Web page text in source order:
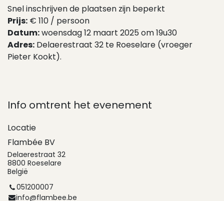
Snel inschrijven de plaatsen zijn beperkt
Prijs: € 110 / persoon
Datum:woensdag 12 maart 2025 om 19u30
Adres: Delaerestraat 32 te Roeselare (vroeger
Pieter Kookt).
Info omtrent het evenement
Locatie
Flambée BV
Delaerestraat 32
8800 Roeselare
België
051200007
info@flambee.be